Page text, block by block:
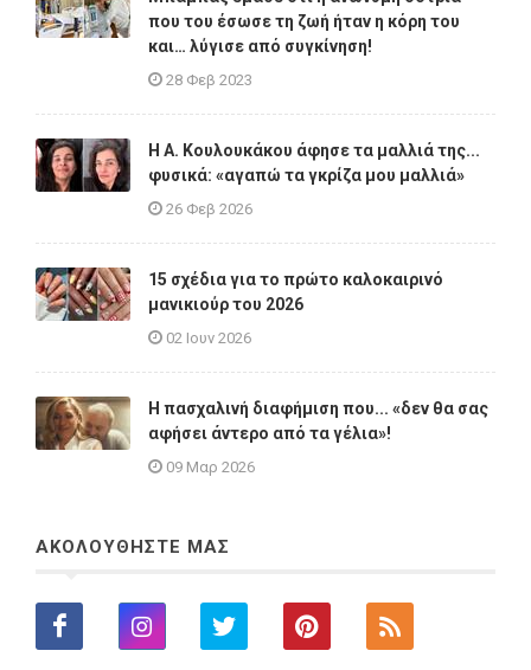
που του έσωσε τη ζωή ήταν η κόρη του
και… λύγισε από συγκίνηση!
28 Φεβ 2023
Η A. Κουλουκάκου άφησε τα μαλλιά της...
φυσικά: «αγαπώ τα γκρίζα μου μαλλιά»
26 Φεβ 2026
15 σχέδια για το πρώτο καλοκαιρινό
μανικιούρ του 2026
02 Ιουν 2026
Η πασχαλινή διαφήμιση που... «δεν θα σας
αφήσει άντερο από τα γέλια»!
09 Μαρ 2026
ΑΚΟΛΟΥΘΗΣΤΕ ΜΑΣ